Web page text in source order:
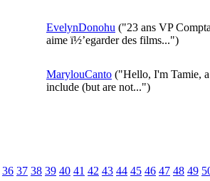
EvelynDonohu ("23 ans VP
aime ï½’egarder des films...")
MarylouCanto ("Hello, I'm Tamie,
include (but are not...")
36 37 38 39 40 41 42 43 44 45 46 47 48 49